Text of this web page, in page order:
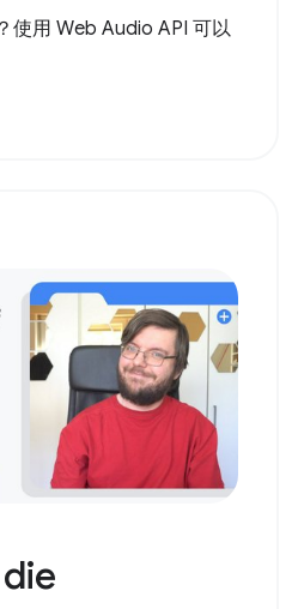
使用 Web Audio API 可以